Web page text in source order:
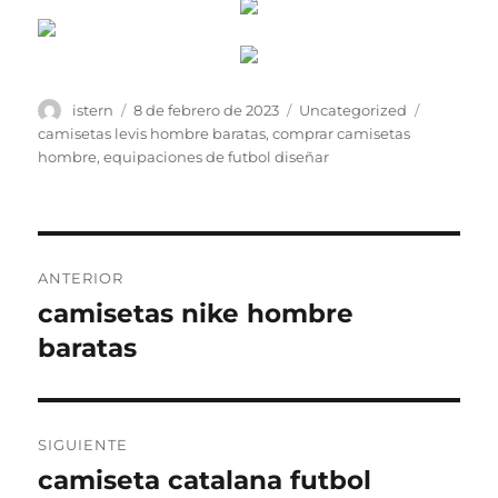
Autor
istern
Publicado
el
8 de febrero de 2023 Categorías
Uncategorized
camisetas levis hombre baratas,comprar camisetas
hombre,equipaciones de futbol diseñar
de
entradas
ANTERIOR
Entrada
anterior:
camisetas nike hombre
baratas
SIGUIENTE
Entrada
camiseta catalana futbol